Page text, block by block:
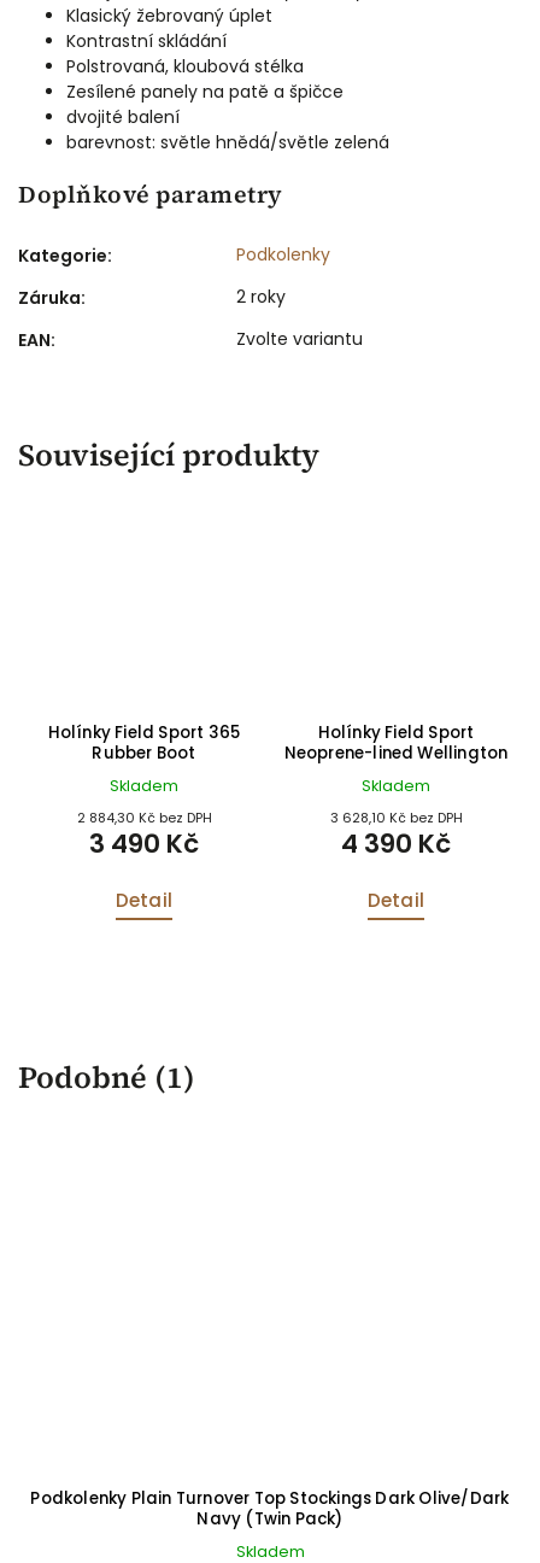
Klasický žebrovaný úplet
Kontrastní skládání
Polstrovaná, kloubová stélka
Zesílené panely na patě a špičce
dvojité balení
barevnost: světle hnědá/světle zelená
Doplňkové parametry
Kategorie:
Podkolenky
Záruka:
2 roky
EAN: Zvolte variantu
Související produkty
Holínky Field Sport 365
Rubber Boot
Skladem
2 884,30 Kč bez DPH
3 490 Kč
Detail
Holínky Field Sport
Neoprene-lined Wellington
Skladem
3 628,10 Kč bez DPH
4 390 Kč
Detail
Podobné (1)
Podkolenky Plain Turnover Top Stockings Dark Olive/Dark
Navy (Twin Pack)
Skladem